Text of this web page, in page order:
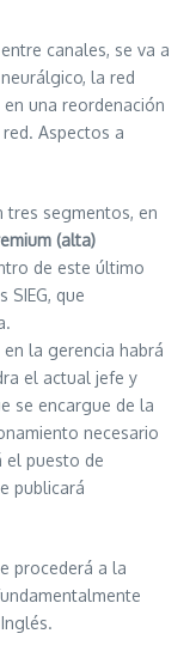
canales, se va a
la red
una reordenación
Aspectos a
tres segmentos, en
(alta)
de este último
SIEG, que
la gerencia habrá
el actual jefe y
se encargue de la
necesario
el puesto de
publicará
procederá a la